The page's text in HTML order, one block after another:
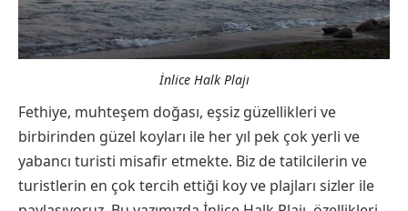
İnlice Halk Plajı
Fethiye, muhteşem doğası, eşsiz güzellikleri ve
birbirinden güzel koyları ile her yıl pek çok yerli ve
yabancı turisti misafir etmekte. Biz de tatilcilerin ve
turistlerin en çok tercih ettiği koy ve plajları sizler ile